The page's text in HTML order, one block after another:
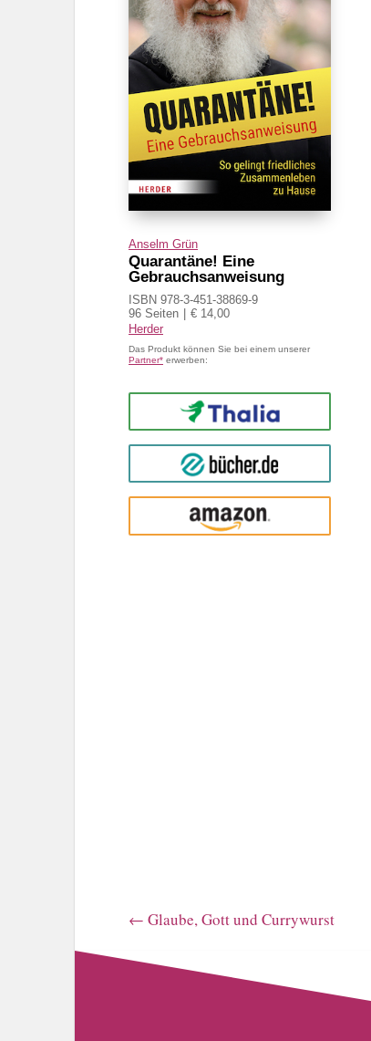
Anselm Grün
Quarantäne! Eine
Gebrauchsanweisung
ISBN 978-3-451-38869-9
96 Seiten
€ 14,00
Herder
Das Produkt können Sie bei einem unserer
Partner* erwerben:
Thalia
buecher.de
Amazon
← Glaube, Gott und Currywurst